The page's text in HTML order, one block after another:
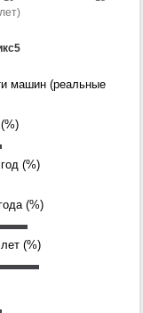
машин (реальные
(%)
(%)
(%)